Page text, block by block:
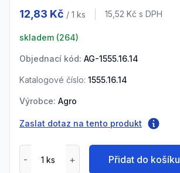
12,83 Kč / 1 ks Cena s DPH
15,52 Kč s DPH
skladem (264)
Objednací kód: AG-1555.16.14
Katalogové číslo: 1555.16.14
Výrobce: Agro
Zaslat dotaz na tento produkt
Přidat do košíku